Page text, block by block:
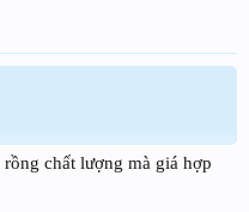
chất lượng mà giá hợp